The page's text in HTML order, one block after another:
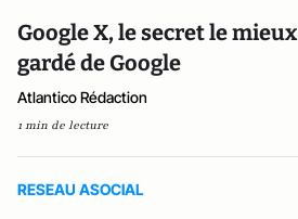
Google X, le secret le mieux
gardé de Google
Atlantico Rédaction
1 min de lecture
RESEAU ASOCIAL